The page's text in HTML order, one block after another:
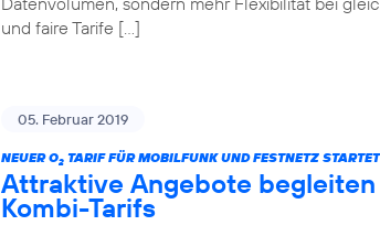
und faire Tarife […]
05. Februar 2019
NEUER O2 TARIF FÜR MOBILFUNK UND FESTNETZ
Attraktive Angebote
Kombi-Tarifs